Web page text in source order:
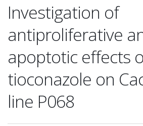
Investigation of
antiproliferative
apoptotic effects
tioconazole on
line P068